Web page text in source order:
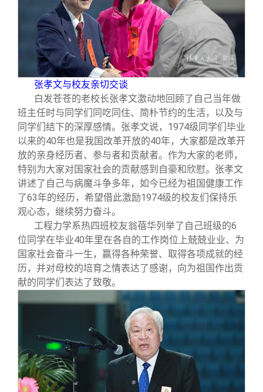
张孝文与校友亲切交谈
白发苍苍的老校长张孝文激动地回顾了自己当年做
班主任时与同学们同吃同住、简朴节约的生活，以及与
同学们结下的深厚感情。张孝文说，1974级同学们毕业
以来的40年也是我国改革开放的40年，大家都是改革开
放的亲身经历者、参与者和贡献者。作为大家的老师，
特别为大家对国家社会的贡献感到自豪和欣慰。张孝文
讲述了自己与病魔斗争多年，如今已经为祖国健康工作
了63年的经历，希望借此激励1974级的校友们保持乐
观心态，继续努力奋斗。
工程力学系热四班校友翁蓓华列举了自己班级的6
位同学在毕业40年里在各自的工作岗位上兢兢业业、为
国家社会奋斗一生，赢得各种荣誉、取得各项成就的经
历，并对母校的培育之情表达了感谢，向为祖国作出贡
献的同学们表达了致敬。